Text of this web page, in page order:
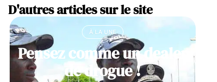
D'autres articles sur le site
À LA UNE
Pensez comme un dealer
de drogue !